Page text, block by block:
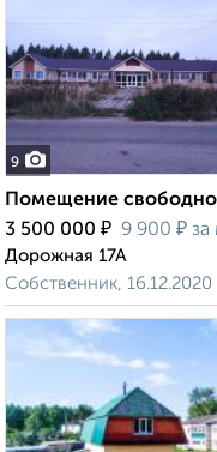
9
Помещение
3 500 000 ₽ 9 900 ₽ за
Дорожная 17А
Собственник, 16.12.2020